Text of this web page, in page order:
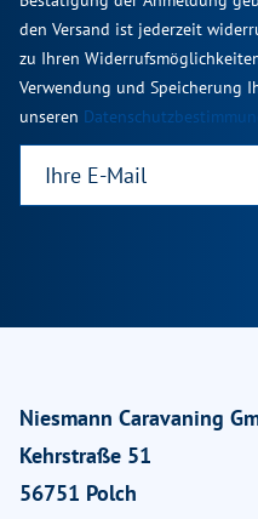
den Versand ist jederzeit
zu Ihren
Verwendung und Speicherung
unseren
Niesmann Caravaning
Kehrstraße 51
56751 Polch